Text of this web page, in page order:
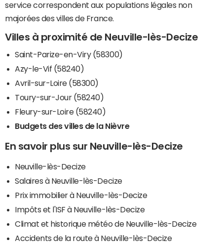
service correspondent aux populations légales non
majorées des villes de France.
Villes à proximité de Neuville-lès-Decize
Saint-Parize-en-Viry (58300)
Azy-le-Vif (58240)
Avril-sur-Loire (58300)
Toury-sur-Jour (58240)
Fleury-sur-Loire (58240)
Budgets des villes de la Nièvre
En savoir plus sur Neuville-lès-Decize
Neuville-lès-Decize
Salaires à Neuville-lès-Decize
Prix immobilier à Neuville-lès-Decize
Impôts et l'ISF à Neuville-lès-Decize
Climat et historique météo de Neuville-lès-Decize
Accidents de la route à Neuville-lès-Decize